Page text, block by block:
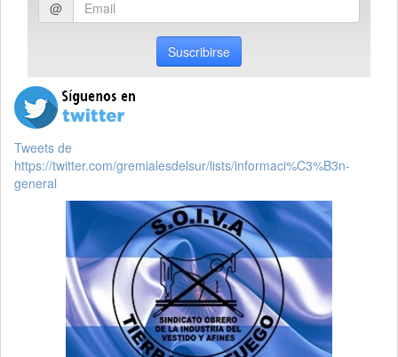
email
@
Suscribirse
Tweets de
https://twitter.com/gremialesdelsur/lists/informaci%C3%B3n-
general